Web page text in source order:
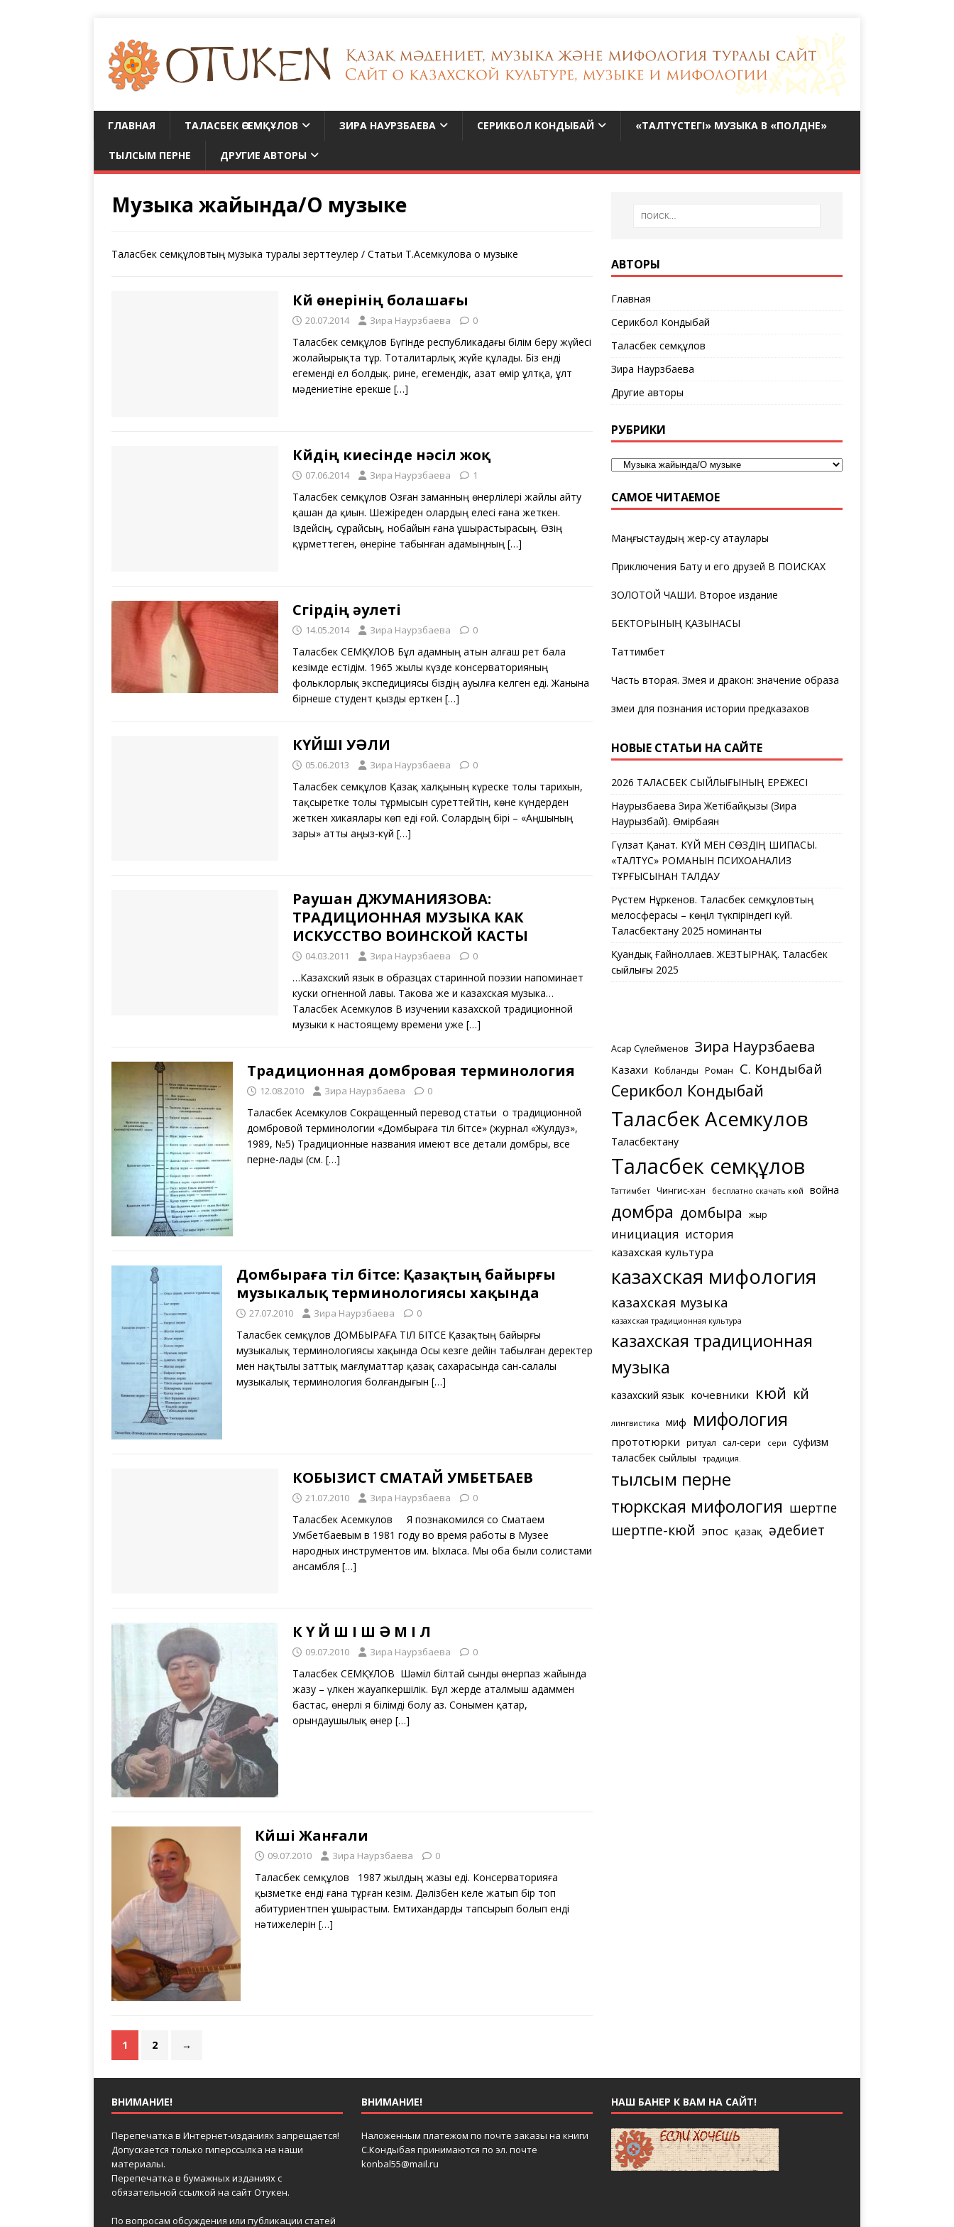
ГЛАВНАЯ ТАЛАСБЕК ӘСЕМҚҰЛОВ ЗИРА НАУРЗБАЕВА СЕРИКБОЛ КОНДЫБАЙ «ТАЛТҮСТЕГІ» МУЗЫКА В «ПОЛДНЕ»
ТЫЛСЫМ ПЕРНЕ ДРУГИЕ АВТОРЫ
Музыка жайында/О музыке
Таласбек Әсемқұловтың музыка туралы зерттеулер / Статьи Т.Асемкулова о музыке
Күй өнерінің болашағы
20.07.2014 Зира Наурзбаева 0
Таласбек Әсемқұлов Бүгінде республикадағы білім беру жүйесі
жолайырықта тұр. Тоталитарлық жүйе құлады. Біз енді
егеменді ел болдық. Әрине, егемендік, азат өмір ұлтқа, ұлт
мәдениетіне ерекше […]
Күйдің киесінде нәсіл жоқ
07.06.2014 Зира Наурзбаева 1
Таласбек Әсемқұлов Озған заманның өнерлілері жайлы айту
қашан да қиын. Шежіреден олардың елесі ғана жеткен.
Іздейсің, сұрайсың, нобайын ғана ұшырастырасың. Өзің
құрметтеген, өнеріне табынған адамыңның […]
Сүгірдің әулеті
14.05.2014 Зира Наурзбаева 0
Таласбек ӘСЕМҚҰЛОВ Бұл адамның атын алғаш рет бала
кезімде естідім. 1965 жылы күзде консерваторияның
фольклорлық экспедициясы біздің ауылға келген еді. Жанына
бірнеше студент қызды ерткен […]
КҮЙШІ УӘЛИ
05.06.2013 Зира Наурзбаева 0
Таласбек Әсемқұлов Қазақ халқының күреске толы тарихын,
тақсыретке толы тұрмысын суреттейтін, көне күндерден
жеткен хикаялары көп еді ғой. Солардың бірі – «Аңшының
зары» атты аңыз-күй […]
Раушан ДЖУМАНИЯЗОВА:
ТРАДИЦИОННАЯ МУЗЫКА КАК
ИСКУССТВО ВОИНСКОЙ КАСТЫ
04.03.2011 Зира Наурзбаева 0
…Казахский язык в образцах старинной поэзии напоминает
куски огненной лавы. Такова же и казахская музыка…
Таласбек Асемкулов В изучении казахской традиционной
музыки к настоящему времени уже […]
Традиционная домбровая терминология
12.08.2010 Зира Наурзбаева 0
Таласбек Асемкулов Сокращенный перевод статьи о традиционной
домбровой терминологии «Домбыраға тіл бітсе» (журнал «Жулдуз»,
1989, №5) Традиционные названия имеют все детали домбры, все
перне-лады (см. […]
Домбыраға тіл бітсе: Қазақтың байырғы
музыкалық терминологиясы хақында
27.07.2010 Зира Наурзбаева 0
Таласбек Әсемқұлов ДОМБЫРАҒА ТІЛ БІТСЕ Қазақтың байырғы
музыкалық терминологиясы хақында Осы кезге дейін табылған деректер
мен нақтылы заттық мағлұматтар қазақ сахарасында сан-салалы
музыкалық терминология болғандығын […]
КОБЫЗИСТ СМАТАЙ УМБЕТБАЕВ
21.07.2010 Зира Наурзбаева 0
Таласбек Асемкулов Я познакомился со Сматаем
Умбетбаевым в 1981 году во время работы в Музее
народных инструментов им. Ыхласа. Мы оба были солистами
ансамбля […]
К Ү Й Ш І Ш Ә М І Л
09.07.2010 Зира Наурзбаева 0
Таласбек ӘСЕМҚҰЛОВ Шәміл Әбілтай сынды өнерпаз жайында
жазу – үлкен жауапкершілік. Бұл жерде аталмыш адаммен
бастас, өнерлі я білімді болу аз. Сонымен қатар,
орындаушылық өнер […]
Күйші Жанғали
09.07.2010 Зира Наурзбаева 0
Таласбек Әсемқұлов 1987 жылдың жазы еді. Консерваторияға
қызметке енді ғана тұрған кезім. Дәлізбен келе жатып бір топ
абитуриентпен ұшырастым. Емтихандарды тапсырып болып енді
нәтижелерін […]
1 2 →
АВТОРЫ
Главная
Серикбол Кондыбай
Таласбек Әсемқұлов
Зира Наурзбаева
Другие авторы
РУБРИКИ
САМОЕ ЧИТАЕМОЕ
Маңғыстаудың жер-су атаулары
Приключения Бату и его друзей В ПОИСКАХ
ЗОЛОТОЙ ЧАШИ. Второе издание
БЕКТОРЫНЫҢ ҚАЗЫНАСЫ
Таттимбет
Часть вторая. Змея и дракон: значение образа
змеи для познания истории предказахов
НОВЫЕ СТАТЬИ НА САЙТЕ
2026 ТАЛАСБЕК СЫЙЛЫҒЫНЫҢ ЕРЕЖЕСІ
Наурызбаева Зира Жетібайқызы (Зира
Наурызбай). Өмірбаян
Гүлзат Қанат. КҮЙ МЕН СӨЗДІҢ ШИПАСЫ.
«ТАЛТҮС» РОМАНЫН ПСИХОАНАЛИЗ
ТҰРҒЫСЫНАН ТАЛДАУ
Рүстем Нұркенов. Таласбек Әсемқұловтың
мелосферасы – көңіл түкпіріндегі күй.
Таласбектану 2025 номинанты
Қуандық Ғайноллаев. ЖЕЗТЫРНАҚ. Таласбек
сыйлығы 2025
Асқар Сүлейменов Зира Наурзбаева
Казахи Кобланды Роман С. Кондыбай
Серикбол Кондыбай
Таласбек Асемкулов
Таласбектану
Таласбек Әсемқұлов
Таттимбет Чингис-хан бесплатно скачать кюй война
домбра домбыра жыр
инициация история
казахская культура
казахская мифология
казахская музыка
казахская традиционная культура
казахская традиционная
музыка
казахский язык кочевники кюй күй
лингвистика миф мифология
прототюрки ритуал сал-сери сери
суфизм
таласбек сыйлығы
традиция.
тылсым перне
тюркская мифология шертпе
шертпе-кюй эпос қазақ әдебиет
ВНИМАНИЕ!
Перепечатка в Интернет-изданиях запрещается!
Допускается только гиперссылка на наши
материалы.
Перепечатка в бумажных изданиях с
обязательной ссылкой на сайт Отукен.
По вопросам обсуждения или публикации статей
ВНИМАНИЕ!
Наложенным платежом по почте заказы на книги
С.Кондыбая принимаются по эл. почте
konbal55@mail.ru
НАШ БАНЕР К ВАМ НА САЙТ!